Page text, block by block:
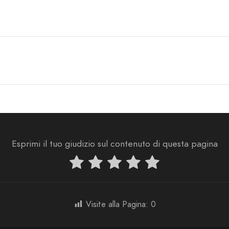
Esprimi il tuo giudizio sul contenuto di questa pagina
Visite alla Pagina: 0